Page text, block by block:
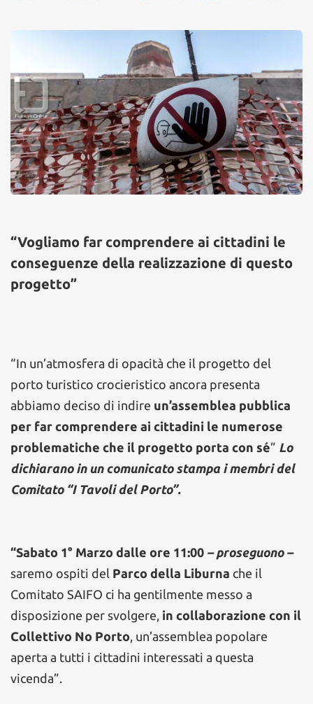
“Vogliamo far comprendere ai cittadini le
conseguenze della realizzazione di questo
progetto”
“In un’atmosfera di opacità che il progetto del
porto turistico crocieristico ancora presenta
abbiamo deciso di indire un’assemblea pubblica
per far comprendere ai cittadini le numerose
problematiche che il progetto porta con sé” Lo
dichiarano in un comunicato stampa i membri del
Comitato “I Tavoli del Porto”.
“Sabato 1° Marzo dalle ore 11:00 – proseguono –
saremo ospiti del Parco della Liburna che il
Comitato SAIFO ci ha gentilmente messo a
disposizione per svolgere, in collaborazione con il
Collettivo No Porto, un’assemblea popolare
aperta a tutti i cittadini interessati a questa
vicenda”.